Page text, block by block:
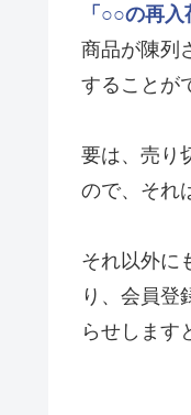
「○○の再入
商品が陳列
することが
要は、売り
ので、それ
それ以外に
り、会員登
らせします